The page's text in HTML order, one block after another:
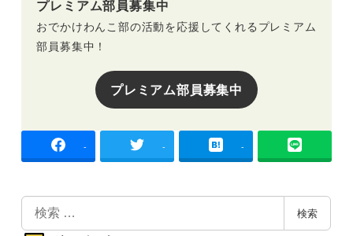
プレミアム部員募集中
おでかけわんこ部の活動を応援してくれるプレミアム
部員募集中！
プレミアム部員募集中
- - -
索
検索